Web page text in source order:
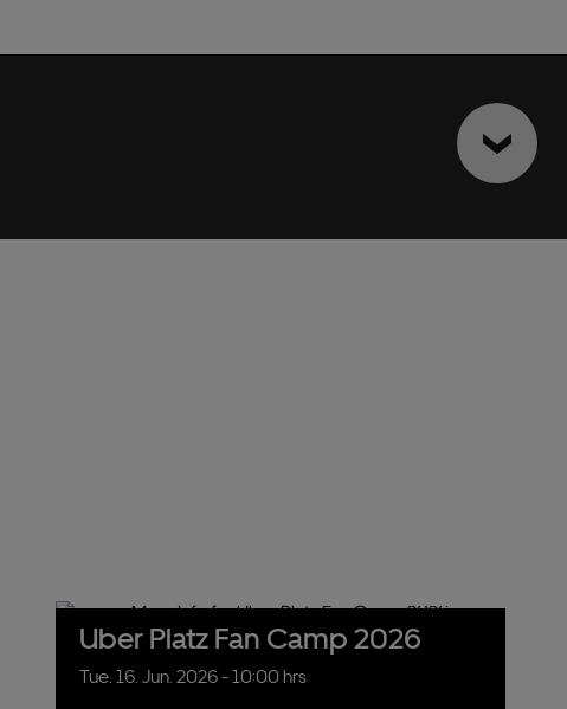
Uber Platz Fan Camp 2026
Tue. 16. Jun. 2026- 10:00 hrs